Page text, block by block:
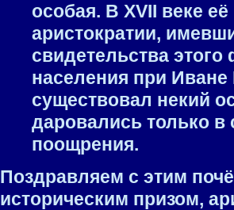
особая. В XVII веке
аристократии,
свидетельства
населения при Иване
существовал некий
даровались только
поощрения.
Поздравляем с этим
историческим призом,